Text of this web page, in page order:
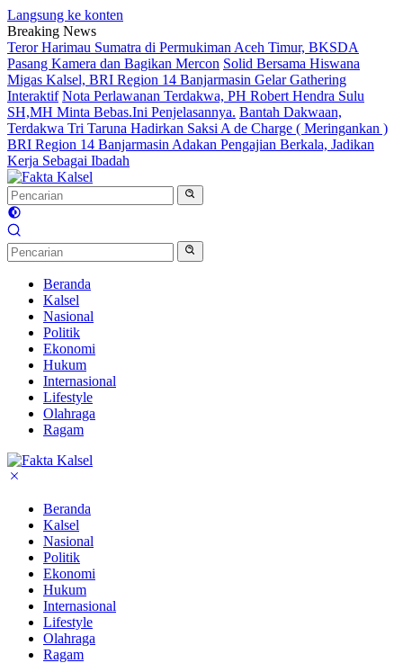
Langsung ke konten
Breaking News
Teror Harimau Sumatra di Permukiman Aceh Timur, BKSDA
Pasang Kamera dan Bagikan Mercon Solid Bersama Hiswana
Migas Kalsel, BRI Region 14 Banjarmasin Gelar Gathering
Interaktif Nota Perlawanan Terdakwa, PH Robert Hendra Sulu
SH,MH Minta Bebas.Ini Penjelasannya. Bantah Dakwaan,
Terdakwa Tri Taruna Hadirkan Saksi A de Charge ( Meringankan )
BRI Region 14 Banjarmasin Adakan Pengajian Berkala, Jadikan
Kerja Sebagai Ibadah
Beranda
Kalsel
Nasional
Politik
Ekonomi
Hukum
Internasional
Lifestyle
Olahraga
Ragam
Beranda
Kalsel
Nasional
Politik
Ekonomi
Hukum
Internasional
Lifestyle
Olahraga
Ragam